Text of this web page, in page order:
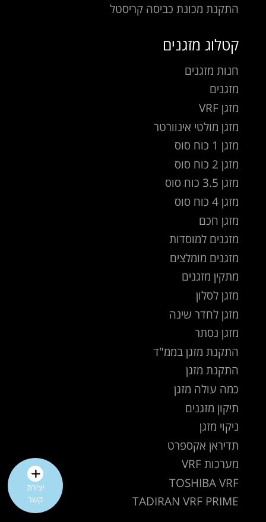
התקנת מכונת כביסה קריסטל
קטלוג מזגנים
חנות מזגנים
מזגנים
מזגן VRF
מזגן מולטי אינוורטר
מזגן 1 כוח סוס
מזגן 2 כוח סוס
מזגן 3.5 כוח סוס
מזגן 4 כוח סוס
מזגן חכם
מזגנים למוסדות
מזגנים מומלצים
מתקין מזגנים
מזגן לסלון
מזגן לחדר שינה
מזגן נסתר
התקנת מזגן בממ"ד
התקנת מזגן
כמה עולה מזגן
תיקון מזגנים
ניקוי מזגן
תדיראן אקספרט
מערכות VRF
TOSHIBA VRF
TADIRAN VRF PRIME
יצירת
קשר